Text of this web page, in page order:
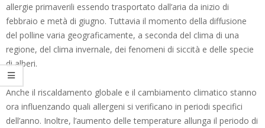
allergie primaverili essendo trasportato dall’aria da inizio di
febbraio e metà di giugno. Tuttavia il momento della diffusione
del polline varia geograficamente, a seconda del clima di una
regione, del clima invernale, dei fenomeni di siccità e delle specie
di alberi.
Anche il riscaldamento globale e il cambiamento climatico stanno
ora influenzando quali allergeni si verificano in periodi specifici
dell’anno. Inoltre, l’aumento delle temperature allunga il periodo di